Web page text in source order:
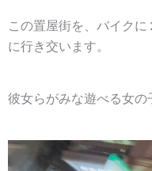
この置屋街を、バイク
に行き交います。
彼女らがみな遊べる女の